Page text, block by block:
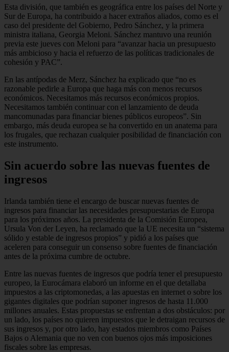
Esta división, que también es geográfica entre los países del Norte y
Sur de Europa, ha contribuido a hacer extraños aliados, como es el
caso del presidente del Gobierno, Pedro Sánchez, y la primera
ministra italiana, Georgia Meloni. Sánchez mantuvo una reunión
previa este jueves con Meloni para “avanzar hacia un presupuesto
más ambicioso y hacia el refuerzo de las políticas tradicionales de
cohesión y PAC”.
En las antípodas de Merz, Sánchez ha explicado que “no es
razonable pedirle a Europa que haga más con menos recursos
económicos. Necesitamos más recursos económicos propios.
Necesitamos también continuar con el lanzamiento de deuda
mancomunadas para financiar bienes públicos europeos”. Sin
embargo, más deuda europea se ha convertido en un anatema para
los frugales, que rechazan cualquier posibilidad de financiación con
este instrumento.
Sin acuerdo sobre las nuevas fuentes de
ingresos
Irlanda también tiene el encargo de buscar nuevas fuentes de
ingresos para financiar las necesidades presupuestarias de Europa
para los próximos años. La presidenta de la Comisión Europea,
Ursula Von der Leyen, ha reclamado que la UE necesita un “sistema
sólido y estable de ingresos propios” y pidió a los países que
aceleren para conseguir un consenso sobre fuentes de financiación
antes de la próxima cumbre de octubre.
Entre las nuevas fuentes de ingresos que podría tener el presupuesto
europeo, la Eurocámara elaboró un informe en el que detallaba
impuestos a las criptomonedas, a las apuestas en internet o sobre los
gigantes digitales que podrían suponer ingresos de hasta 11.000
millones anuales. Estas propuestas se enfrentan a dos obstáculos: por
un lado, los países no quieren impuestos que le detraigan recursos de
sus ingresos y, por otro lado, hay estados miembros como Países
Bajos o Alemania que no ven con buenos ojos más imposiciones
fiscales sobre las empresas.